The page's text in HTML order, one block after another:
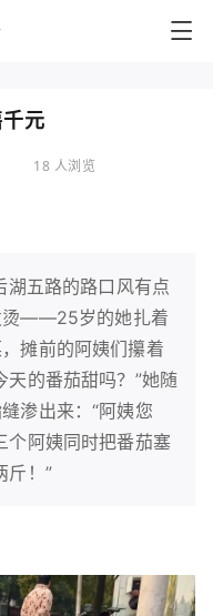
元
18 人浏览
湖五路的路口风有点
烫——25岁的她扎着
摊前的阿姨们攥着
天的番茄甜吗？”她随
渗出来：“阿姨您
个阿姨同时把番茄塞
斤！”